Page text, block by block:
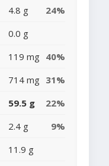
4.8 g
24%
0.0 g
119 mg 40%
714 mg 31%
59.5 g
22%
2.4 g
9%
11.9 g